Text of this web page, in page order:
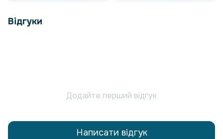
Відгуки
Додайте перший відгук
Написати відгук